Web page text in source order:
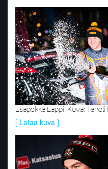
Esapekka Lappi. Kuva:
[ Lataa kuva ]